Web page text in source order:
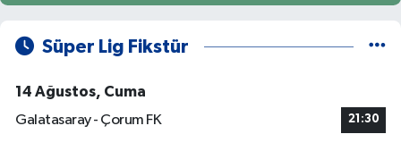
Süper Lig Fikstür
14 Ağustos, Cuma
Galatasaray - Çorum FK
21:30